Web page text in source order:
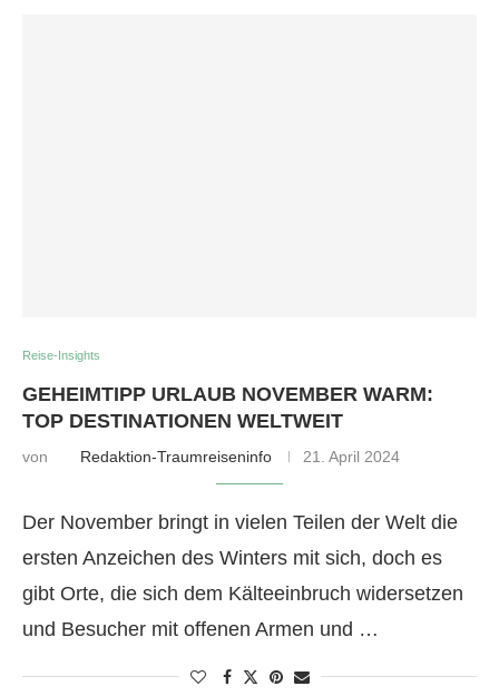
Reise-Insights
GEHEIMTIPP URLAUB NOVEMBER WARM:
TOP DESTINATIONEN WELTWEIT
von Redaktion-Traumreiseninfo 21. April 2024
Der November bringt in vielen Teilen der Welt die
ersten Anzeichen des Winters mit sich, doch es
gibt Orte, die sich dem Kälteeinbruch widersetzen
und Besucher mit offenen Armen und …